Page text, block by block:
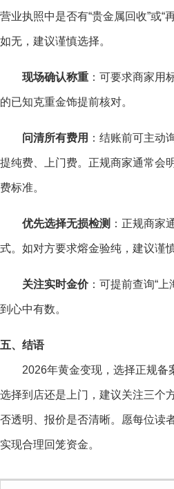
营业执照中是否有“贵金属回收”或“
如无，建议谨慎选择。
现场确认称重 ：可要求商家用
的已知克重金饰提前核对。
问清所有费用 ：结账前可主动
提纯费、上门费。正规商家通常会
费标准。
优先选择无损检测 ：正规商家
式。如对方要求熔金验纯，建议谨
关注实时金价：可提前查询“上
到心中有数。
五、结语
2026年黄金变现，选择正规备
选择到店还是上门，建议关注三个
否透明、报价是否清晰。愿每位读
实现合理回笼资金。